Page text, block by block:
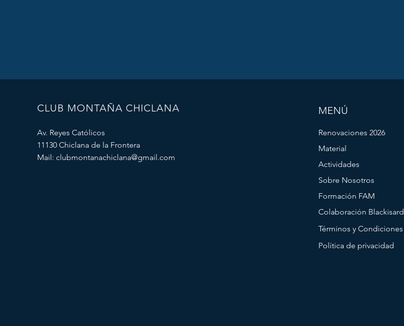
CLUB MONTAÑA CHICLANA
Av. Reyes Católicos
11130 Chiclana de la Frontera
Mail: clubmontanachiclana@gmail.com
MENÚ
Renovaciones 2026
Material
Actividades
Sobre Nosotros
Formación FAM
Colaboración Blackisard
Términos y Condiciones
Política de privacidad